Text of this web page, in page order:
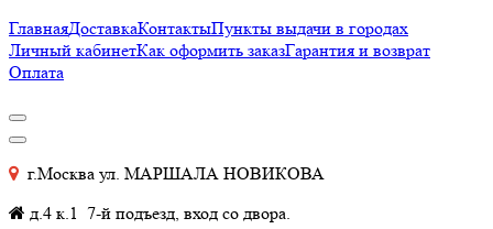
ГлавнаяДоставкаКонтактыПункты выдачи в городах
Личный кабинетКак оформить заказГарантия и возврат
Оплата
г.Москва ул. МАРШАЛА НОВИКОВА
д.4 к.1 7-й подъезд, вход со двора.